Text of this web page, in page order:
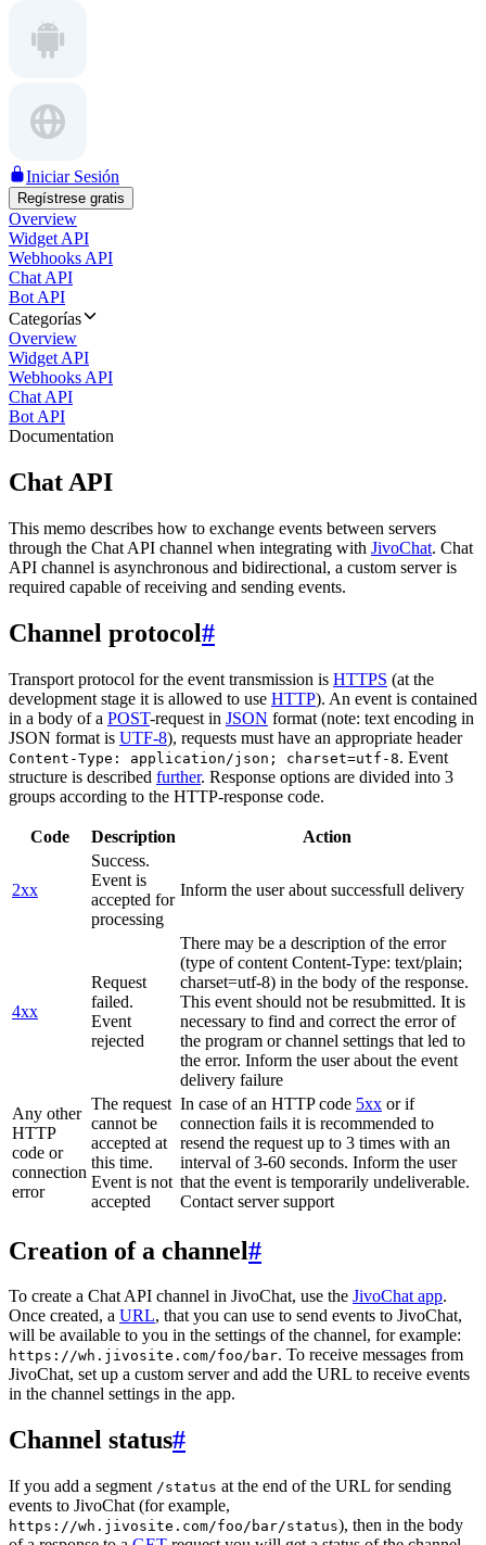
Iniciar Sesión
Regístrese gratis
Overview
Widget API
Webhooks API
Chat API
Bot API
Categorías
Overview
Widget API
Webhooks API
Chat API
Bot API
Documentation
Chat API
This memo describes how to exchange events between servers
through the Chat API channel when integrating with JivoChat. Chat
API channel is asynchronous and bidirectional, a custom server is
required capable of receiving and sending events.
Channel protocol#
Transport protocol for the event transmission is HTTPS (at the
development stage it is allowed to use HTTP). An event is contained
in a body of a POST-request in JSON format (note: text encoding in
JSON format is UTF-8), requests must have an appropriate header
Content-Type: application/json; charset=utf-8. Event
structure is described further. Response options are divided into 3
groups according to the HTTP-response code.
Code Description Action
2xx
Success.
Event is
accepted for
processing
Inform the user about successfull delivery
4xx
Request
failed.
Event
rejected
There may be a description of the error
(type of content Content-Type: text/plain;
charset=utf-8) in the body of the response.
This event should not be resubmitted. It is
necessary to find and correct the error of
the program or channel settings that led to
the error. Inform the user about the event
delivery failure
Any other
HTTP
code or
connection
error
The request
cannot be
accepted at
this time.
Event is not
accepted
In case of an HTTP code 5xx or if
connection fails it is recommended to
resend the request up to 3 times with an
interval of 3-60 seconds. Inform the user
that the event is temporarily undeliverable.
Contact server support
Creation of a channel#
To create a Chat API channel in JivoChat, use the JivoChat app.
Once created, a URL, that you can use to send events to JivoChat,
will be available to you in the settings of the channel, for example:
https://wh.jivosite.com/foo/bar. To receive messages from
JivoChat, set up a custom server and add the URL to receive events
in the channel settings in the app.
Channel status#
If you add a segment /status at the end of the URL for sending
events to JivoChat (for example,
https://wh.jivosite.com/foo/bar/status), then in the body